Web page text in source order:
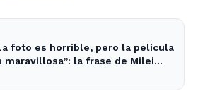
foto es horrible, pero la película
maravillosa”: la frase de Milei